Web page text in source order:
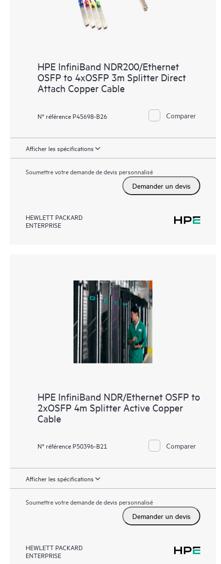
HPE InfiniBand NDR200/Ethernet
OSFP to 4xOSFP 3m Splitter Direct
Attach Copper Cable
N° référence P45698-B26 Comparer
Afficher les spécifications
Soumettre votre demande de devis personnalisé
Demander un devis
HEWLETT PACKARD
ENTERPRISE
HPE InfiniBand NDR/Ethernet OSFP to
2xOSFP 4m Splitter Active Copper
Cable
N° référence P50396-B21 Comparer
Afficher les spécifications
Soumettre votre demande de devis personnalisé
Demander un devis
HEWLETT PACKARD
ENTERPRISE